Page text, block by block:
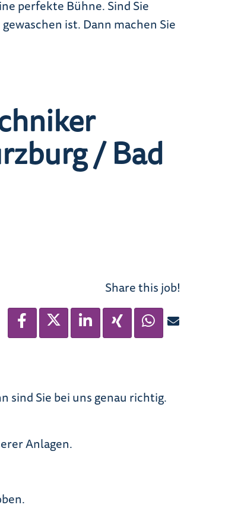
/ Bad
Share this job!
perfekte Bühne. Sind Sie
ist. Dann machen Sie
sind Sie bei uns genau richtig.
Anlagen.